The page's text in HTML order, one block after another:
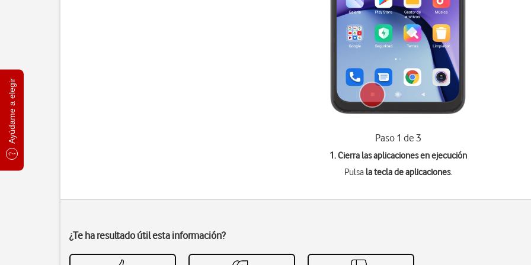
Ayúdame a elegir Paso 1 de 3
1. Cierra las aplicaciones en ejecución
Pulsa la tecla de aplicaciones.
¿Te ha resultado útil esta información?